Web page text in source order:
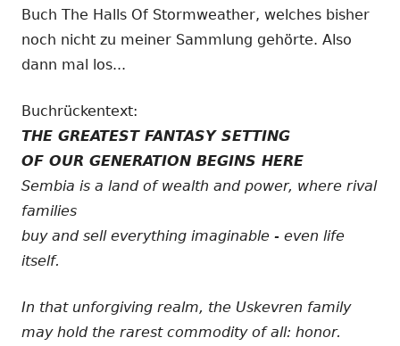
Buch The Halls Of Stormweather, welches bisher
noch nicht zu meiner Sammlung gehörte. Also
dann mal los...
Buchrückentext:
THE GREATEST FANTASY SETTING
OF OUR GENERATION BEGINS HERE
Sembia is a land of wealth and power, where rival
families
buy and sell everything imaginable - even life
itself.
In that unforgiving realm, the Uskevren family
may hold the rarest commodity of all: honor.